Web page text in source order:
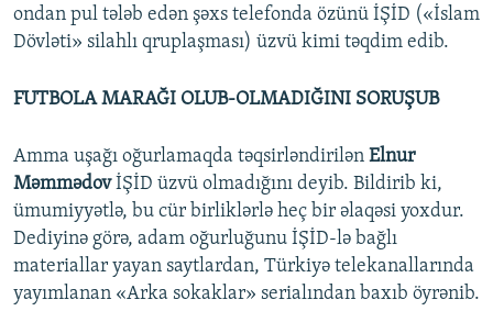
ondan pul tələb edən şəxs telefonda özünü İŞİD («İslam
Dövləti» silahlı qruplaşması) üzvü kimi təqdim edib.
FUTBOLA MARAĞI OLUB-OLMADIĞINI SORUŞUB
Amma uşağı oğurlamaqda təqsirləndirilən Elnur
MəmmədovİŞİD üzvü olmadığını deyib. Bildirib ki,
ümumiyyətlə, bu cür birliklərlə heç bir əlaqəsi yoxdur.
Dediyinə görə, adam oğurluğunu İŞİD-lə bağlı
materiallar yayan saytlardan, Türkiyə telekanallarında
yayımlanan «Arka sokaklar» serialından baxıb öyrənib.